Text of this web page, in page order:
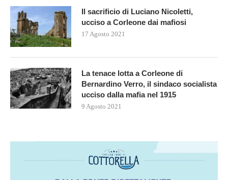
Il sacrificio di Luciano Nicoletti,
ucciso a Corleone dai mafiosi
17 Agosto 2021
La tenace lotta a Corleone di
Bernardino Verro, il sindaco socialista
ucciso dalla mafia nel 1915
9 Agosto 2021